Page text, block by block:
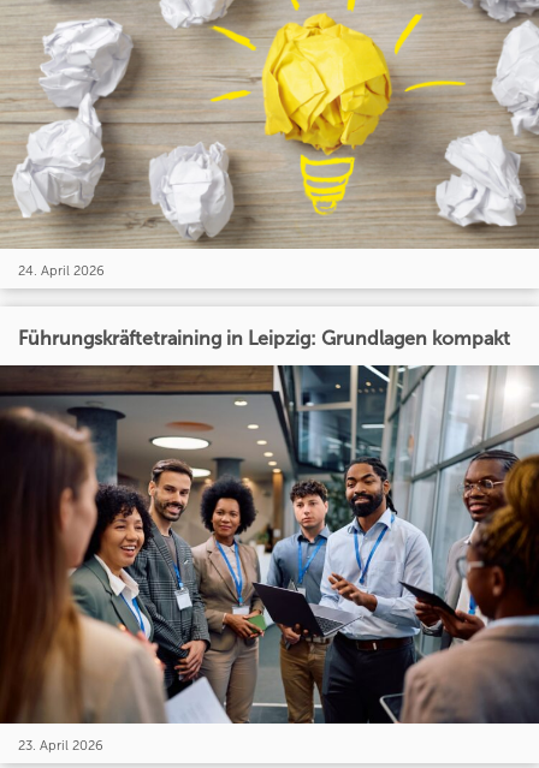
24. April 2026
Führungskräftetraining in Leipzig: Grundlagen kompakt
23. April 2026